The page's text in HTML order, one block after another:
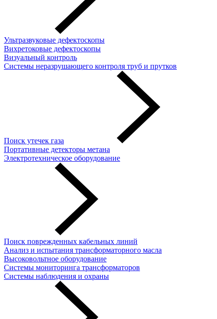
Ультразвуковые дефектоскопы
Вихретоковые дефектоскопы
Визуальный контроль
Системы неразрушающего контроля труб и прутков
Поиск утечек газа
Портативные детекторы метана
Электротехническое оборудование
Поиск поврежденных кабельных линий
Анализ и испытания трансформаторного масла
Высоковольтное оборудование
Системы мониторинга трансформаторов
Системы наблюдения и охраны